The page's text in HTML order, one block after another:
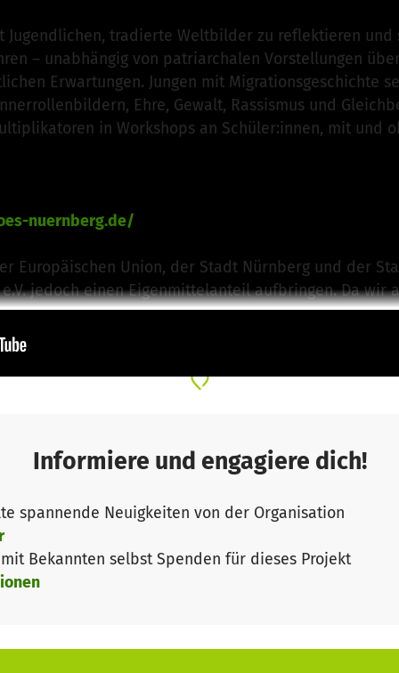
Jugendlichen, tradierte Weltbilder zu reflektieren
– unabhängig von patriarchalen Vorstellungen
Erwartungen. Jungen mit Migrationsgeschichte
Ehre, Gewalt, Rassismus und
in Workshops an Schüler:innen, mit und
nuernberg.de/
Europäischen Union, der Stadt Nürnberg und der
e.V. jedoch einen Eigenmittelanteil aufbringen. Da wir
erzielen, sind wir essentiell auf Spenden
es heldenhaft ist, für das, woran man glaubt
im Alter von 15-23 Jahren setzen
Geschlechterrollen, Ehre und Rassismus
geben, sich mit der eigenen Identität
zu können und eigene Denk- und
findet eine Zertifizierung zu anerkannten
Informiere und engagiere dich!
spannende Neuigkeiten von der Organisation
Bekannten selbst Spenden für dieses Projekt